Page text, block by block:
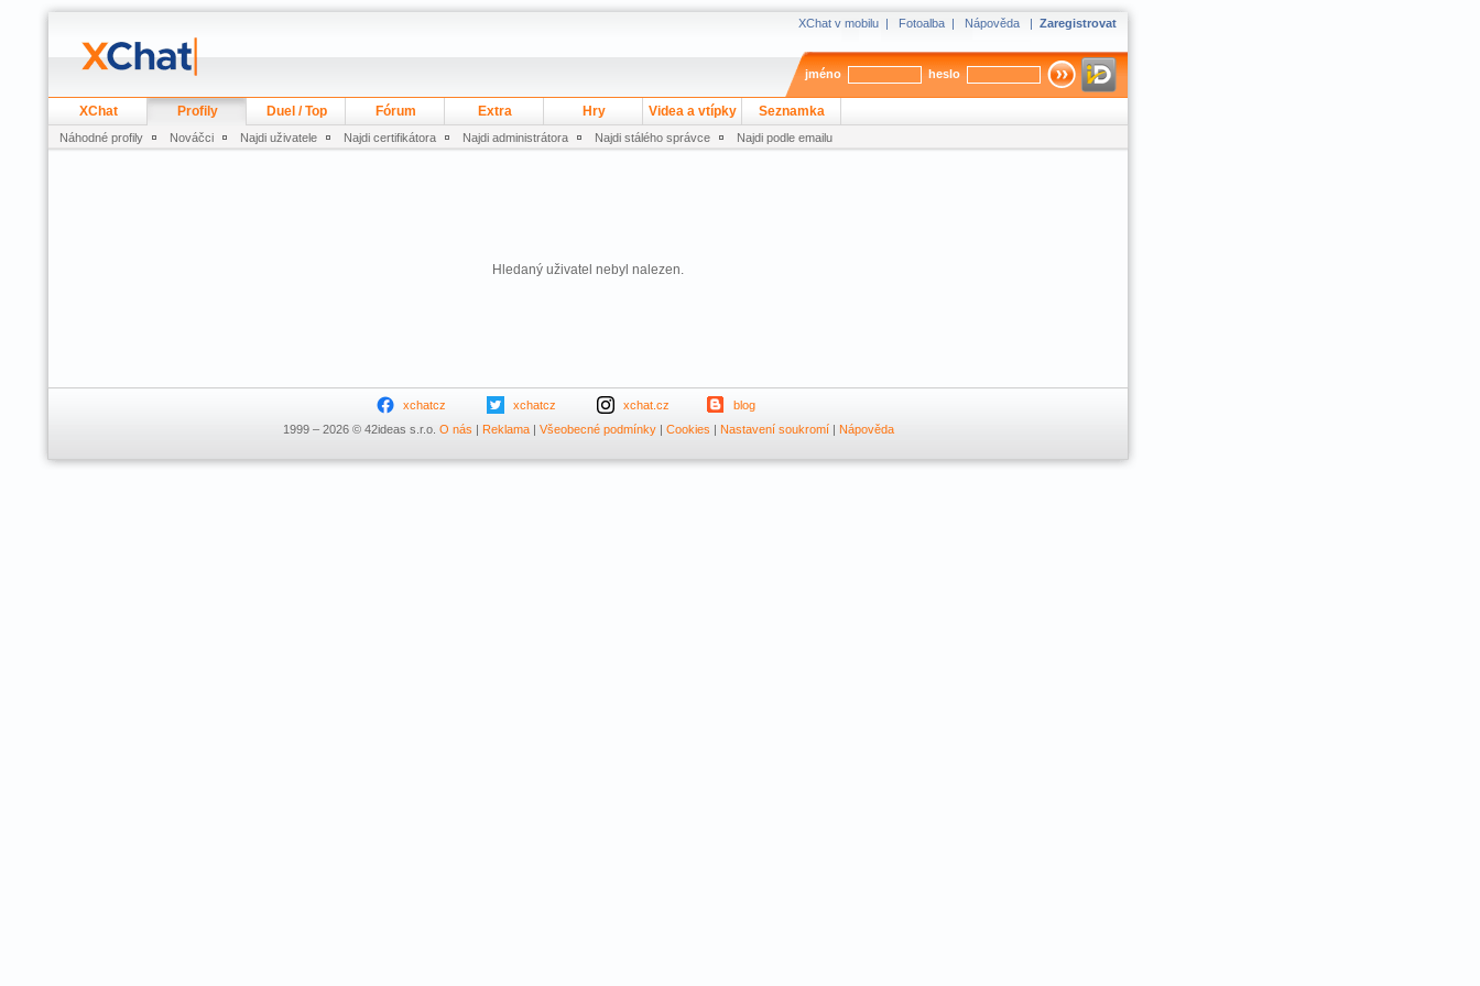
XChat v mobilu | Fotoalba | Nápověda | Zaregistrovat
jméno heslo
XChat Profily Duel / Top Fórum Extra Hry Videa a vtípky Seznamka
Náhodné profily Nováčci Najdi uživatele Najdi certifikátora Najdi administrátora Najdi stálého správce Najdi podle emailu
Hledaný uživatel nebyl nalezen.
xchatcz xchatcz xchat.cz
blog
1999 – 2026 © 42ideas s.r.o. O nás | Reklama| Všeobecné podmínky| Cookies | Nastavení soukromí| Nápověda